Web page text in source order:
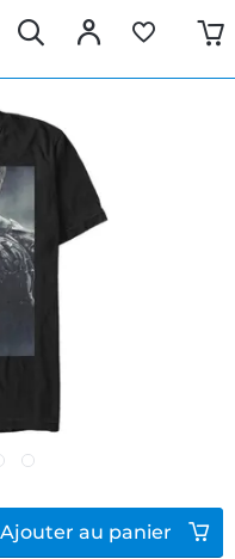
Ajouter au panier